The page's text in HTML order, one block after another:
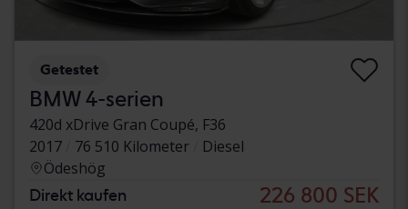
Getestet
BMW 4-serien
420d xDrive Gran Coupé, F36
2017
76 510 Kilometer
Diesel
Ödeshög
Direkt kaufen 226 800 SEK